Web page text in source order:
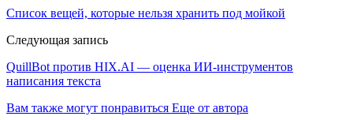
Список вещей, которые нельзя хранить под мойкой
Следующая запись
QuillBot против HIX.AI — оценка ИИ-инструментов
написания текста
Вам также могут понравиться Еще от автора